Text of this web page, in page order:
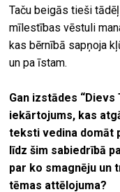
Taču beigās tieši
mīlestības vēstuli
kas bērnībā sapņoja
un pa īstam.
Gan izstādes
iekārtojums, kas
teksti vedina domāt
līdz šim sabiedrībā
par ko smagnēju un
tēmas attēlojuma?